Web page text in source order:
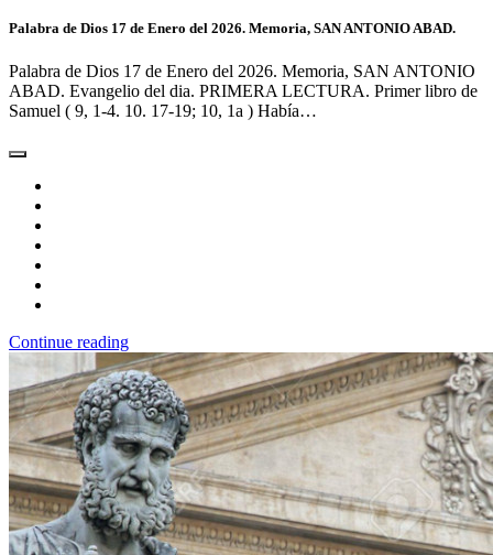
Palabra de Dios 17 de Enero del 2026. Memoria, SAN ANTONIO ABAD.
Palabra de Dios 17 de Enero del 2026. Memoria, SAN ANTONIO
ABAD. Evangelio del dia. PRIMERA LECTURA. Primer libro de
Samuel ( 9, 1-4. 10. 17-19; 10, 1a ) Había…
Continue reading